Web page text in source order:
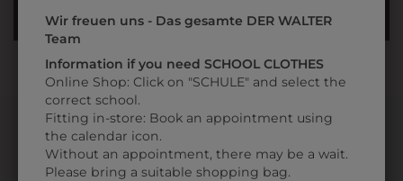
28.06. - 27.06.2023
Wir freuen uns - Das gesamte DER WALTER
Team
Information if you need SCHOOL CLOTHES
Online Shop: Click on "SCHULE" and select the
correct school.
Fitting in-store: Book an appointment using
the calendar icon.
Without an appointment, there may be a wait.
Please bring a suitable shopping bag.